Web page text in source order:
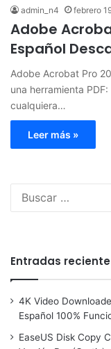
admin_n4 febrero
Adobe
Español
Adobe Acrobat Pro
una herramienta
cualquiera…
Leer más »
Entradas
4K Video
Español 100%
EaseUS Disk Copy